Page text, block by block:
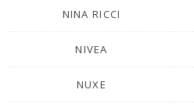
NINA RICCI
NIVEA
NUXE